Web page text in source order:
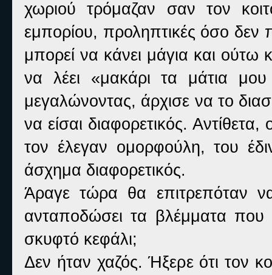
χωριού τρόμαζαν σαν τον
εμπορίου, προληπτικές όσο δεν
μπορεί να κάνει μάγια και ούτω
να λέει «μακάρι τα μάτια
μεγαλώνοντας, άρχισε να το
να είσαι διαφορετικός.
τον έλεγαν ομορφούλη, του
άσχημα διαφορετικός.
Άραγε τώρα θα επιτρεπόταν
ανταποδώσει τα βλέμματα
σκυφτό κεφάλι;
Δεν ήταν χαζός. Ήξερε ότι τον